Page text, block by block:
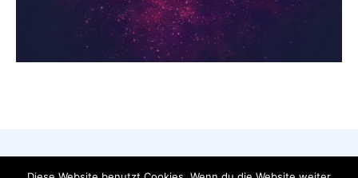
AGB Datenschutzerklärung FAQ